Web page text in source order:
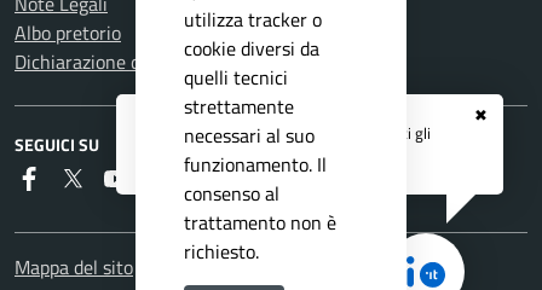
✖
Registrati ai serviziAPP IO
e ricevi tutti gli
aggiornamenti dall'Ente
Albo pretorio
Dichiarazione di accessibilità
SEGUICI SU
FaceboookTwitter YoutubeInstagram
RSS
Mappa del sito
utilizza tracker o
cookie diversi da
quelli tecnici
strettamente
necessari al suo
funzionamento. Il
consenso al
trattamento non è
richiesto.